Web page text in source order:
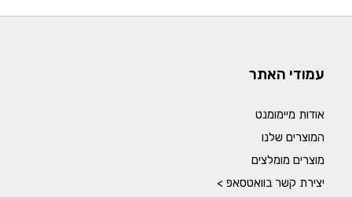
עמודי האתר
אודות מיימומנט
המוצרים שלנו
מוצרים מומלצים
יצירת קשר בוואטסאפ >